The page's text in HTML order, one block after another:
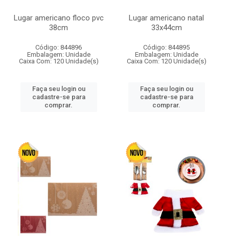
Lugar americano floco pvc
38cm
Código: 844896
Embalagem: Unidade
Caixa Com: 120 Unidade(s)
Faça seu login ou
cadastre-se para
comprar.
Lugar americano natal
33x44cm
Código: 844895
Embalagem: Unidade
Caixa Com: 120 Unidade(s)
Faça seu login ou
cadastre-se para
comprar.